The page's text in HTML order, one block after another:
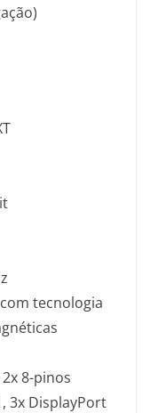
tecnologia
8-pinos
3x DisplayPort